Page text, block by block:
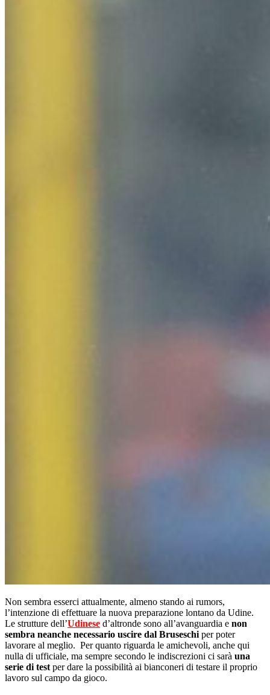
Non sembra esserci attualmente, almeno stando ai rumors,
l’intenzione di effettuare la nuova preparazione lontano da Udine.
Le strutture dell’Udinese d’altronde sono all’avanguardia e non
sembra neanche necessario uscire dal Bruseschi per poter
lavorare al meglio. Per quanto riguarda le amichevoli, anche qui
nulla di ufficiale, ma sempre secondo le indiscrezioni ci sarà una
serie di test per dare la possibilità ai bianconeri di testare il proprio
lavoro sul campo da gioco.